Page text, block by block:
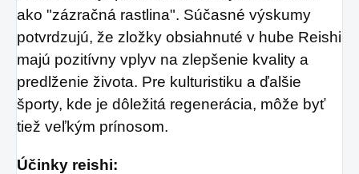
ako "zázračná rastlina". Súčasné výskumy
potvrdzujú, že zložky obsiahnuté v hube Reishi
majú pozitívny vplyv na zlepšenie kvality a
predlženie života. Pre kulturistiku a ďalšie
športy, kde je dôležitá regenerácia, môže byť
tiež veľkým prínosom.
Účinky reishi: